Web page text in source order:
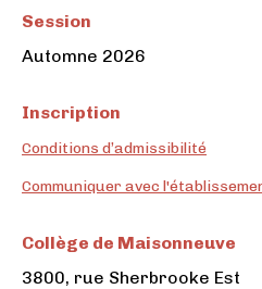
Session
Automne 2026
Inscription
Conditions d’admissibilité
Communiquer avec
Collège de Maisonneuve
3800, rue Sherbrooke Est